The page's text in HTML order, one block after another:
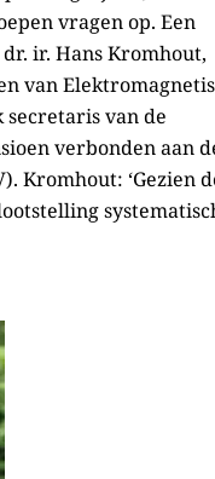
vragen op. Een
ir. Hans Kromhout,
van
van de
verbonden aan
Kromhout: ‘Gezien